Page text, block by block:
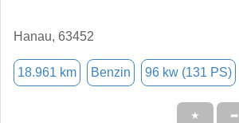
Hanau, 63452
18.961 km Benzin 96 kw (131 PS)
★ ➦